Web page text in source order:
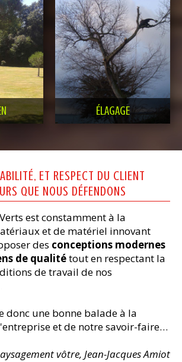
ÉLAGAGE
ET RESPECT DU CLIENT
QUE NOUS DÉFENDONS
est constamment à la
et de matériel innovant
des conceptions modernes
de qualitétout en respectant la
de travail de nos
donc une bonne balade à la
et de notre savoir-faire…
vôtre, Jean-Jacques Amiot